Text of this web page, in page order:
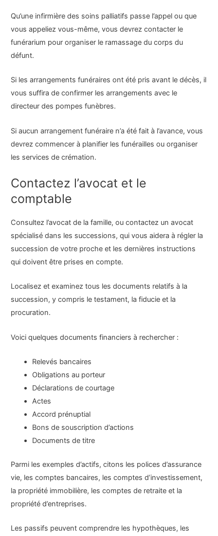
Qu’une infirmière des soins palliatifs passe l’appel ou que
vous appeliez vous-même, vous devrez contacter le
funérarium pour organiser le ramassage du corps du
défunt.
Si les arrangements funéraires ont été pris avant le décès, il
vous suffira de confirmer les arrangements avec le
directeur des pompes funèbres.
Si aucun arrangement funéraire n’a été fait à l’avance, vous
devrez commencer à planifier les funérailles ou organiser
les services de crémation.
Contactez l’avocat et le
comptable
Consultez l’avocat de la famille, ou contactez un avocat
spécialisé dans les successions, qui vous aidera à régler la
succession de votre proche et les dernières instructions
qui doivent être prises en compte.
Localisez et examinez tous les documents relatifs à la
succession, y compris le testament, la fiducie et la
procuration.
Voici quelques documents financiers à rechercher :
Relevés bancaires
Obligations au porteur
Déclarations de courtage
Actes
Accord prénuptial
Bons de souscription d’actions
Documents de titre
Parmi les exemples d’actifs, citons les polices d’assurance
vie, les comptes bancaires, les comptes d’investissement,
la propriété immobilière, les comptes de retraite et la
propriété d’entreprises.
Les passifs peuvent comprendre les hypothèques, les